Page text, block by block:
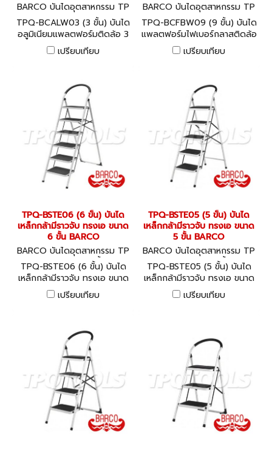
BARCO บันไดอุตสาหกรรม TP
Q-BCALW03
TPQ-BCALW03 (3 ขั้น) บันได
อลูมิเนียมแพลตฟอร์มติดล้อ 3
ขั้น รับน้ำหนัก 150 กก. BARCO
เปรียบเทียบ
BARCO บันไดอุตสาหกรรม TP
Q-BCFBW09
TPQ-BCFBW09 (9 ขั้น) บันได
แพลตฟอร์มไฟเบอร์กลาสติดล้อ
9 ขั้น BARCO
เปรียบเทียบ
TPQ-BSTE06 (6 ขั้น) บันได
เหล็กกล้ามีราวจับ ทรงเอ ขนาด
6 ขั้น BARCO
BARCO บันไดอุตสาหกรรม TP
Q-BSTE06 (6 ขั้น)
TPQ-BSTE06 (6 ขั้น) บันได
เหล็กกล้ามีราวจับ ทรงเอ ขนาด
6 ขั้น BARCO
เปรียบเทียบ
TPQ-BSTE05 (5 ขั้น) บันได
เหล็กกล้ามีราวจับ ทรงเอ ขนาด
5 ขั้น BARCO
BARCO บันไดอุตสาหกรรม TP
Q-BSTE05 (5 ขั้น)
TPQ-BSTE05 (5 ขั้น) บันได
เหล็กกล้ามีราวจับ ทรงเอ ขนาด
5 ขั้น BARCO
เปรียบเทียบ